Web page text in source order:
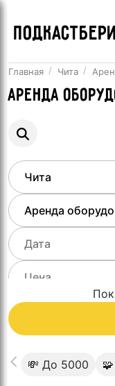
ПОДКАСТБЕРИ
Главная Чита
Аренда
💸 До 5000